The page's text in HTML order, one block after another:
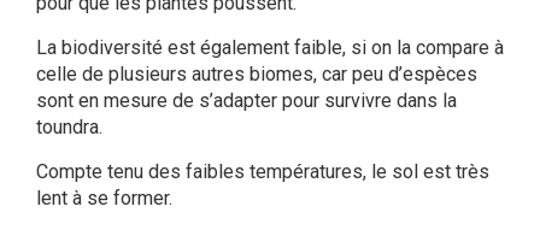
La biodiversité est également faible, si on la compare à
celle de plusieurs autres biomes, car peu d’espèces
sont en mesure de s’adapter pour survivre dans la
toundra.
Compte tenu des faibles températures, le sol est très
lent à se former.